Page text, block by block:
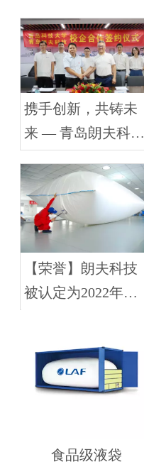
携手创新，共铸未
来 — 青岛朗夫科技
署产学研合作协议
【荣誉】朗夫科技
被认定为2022年度
食品级液袋